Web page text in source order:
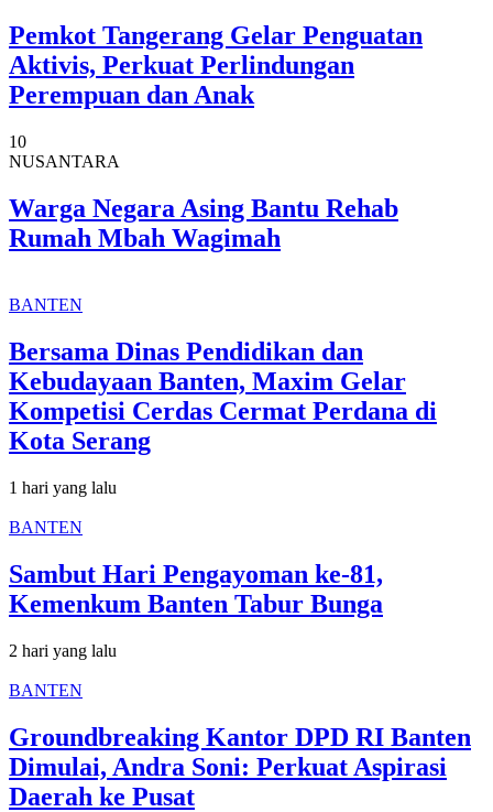
Pemkot Tangerang Gelar Penguatan
Aktivis, Perkuat Perlindungan
Perempuan dan Anak
10
NUSANTARA
Warga Negara Asing Bantu Rehab
Rumah Mbah Wagimah
BANTEN
Bersama Dinas Pendidikan dan
Kebudayaan Banten, Maxim Gelar
Kompetisi Cerdas Cermat Perdana di
Kota Serang
1 hari yang lalu
BANTEN
Sambut Hari Pengayoman ke-81,
Kemenkum Banten Tabur Bunga
2 hari yang lalu
BANTEN
Groundbreaking Kantor DPD RI Banten
Dimulai, Andra Soni: Perkuat Aspirasi
Daerah ke Pusat